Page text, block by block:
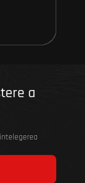
a